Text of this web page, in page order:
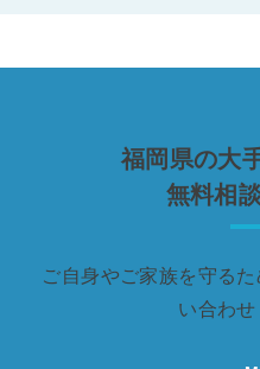
福岡県の大
無料相
ご自身やご家族を守る
い合わせ